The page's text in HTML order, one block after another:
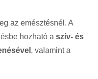
az emésztésnél. A
hozható a szív- és
, valamint a